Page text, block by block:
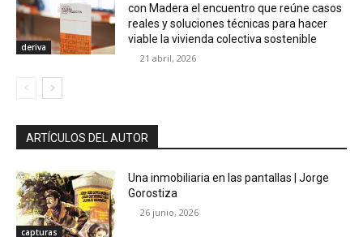
deriva
con Madera el encuentro que reúne casos
reales y soluciones técnicas para hacer
viable la vivienda colectiva sostenible
21 abril, 2026
ARTÍCULOS DEL AUTOR
capturas
Una inmobiliaria en las pantallas | Jorge
Gorostiza
26 junio, 2026